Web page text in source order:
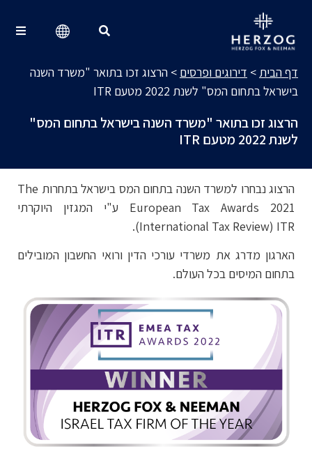
דף הבית > דירוגים ופרסים > הרצוג זכו בתואר "משרד השנה
בישראל בתחום המס" לשנת 2022 מטעם ITR
הרצוג זכו בתואר "משרד השנה בישראל בתחום המס"
לשנת 2022 מטעם ITR
הרצוג נבחרו למשרד השנה בתחום המס בישראל בתחרות The
European Tax Awards 2021 ע"י המגזין היוקרתי
ITR
(
International Tax Review
).
הארגון מדרג את משרדי עורכי הדין ורואי החשבון המובילים
בתחום המיסים בכל העולם.